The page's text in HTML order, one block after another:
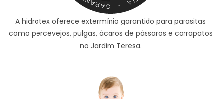
A hidrotex oferece extermínio garantido para parasitas
como percevejos, pulgas, ácaros de pássaros e carrapatos
no Jardim Teresa.